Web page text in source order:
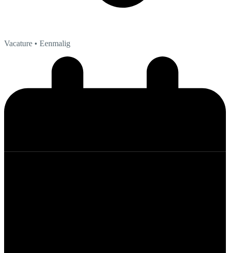
Vacature • Eenmalig